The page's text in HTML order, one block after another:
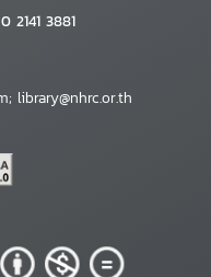
2141 3881
library@nhrc.or.th